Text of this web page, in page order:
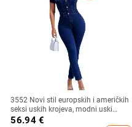
3552 Novi stil europskih i američkih
seksi uskih krojeva, modni uski
traper kombinezon za žene
56.94€